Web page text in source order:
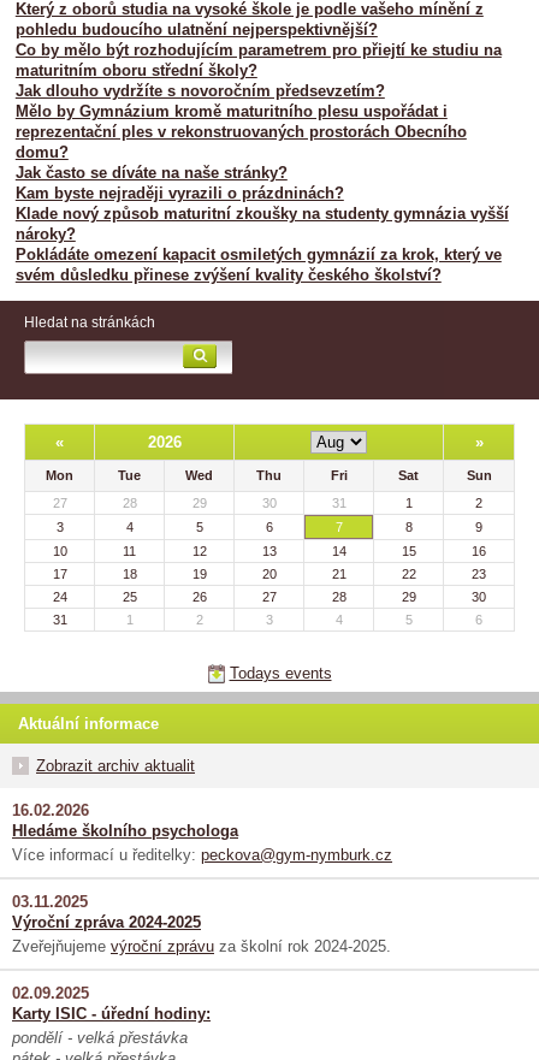
Který z oborů studia na vysoké škole je podle vašeho mínění z
pohledu budoucího ulatnění nejperspektivnější?
Co by mělo být rozhodujícím parametrem pro přiejtí ke studiu na
maturitním oboru střední školy?
Jak dlouho vydržíte s novoročním předsevzetím?
Mělo by Gymnázium kromě maturitního plesu uspořádat i
reprezentační ples v rekonstruovaných prostorách Obecního
domu?
Jak často se díváte na naše stránky?
Kam byste nejraději vyrazili o prázdninách?
Klade nový způsob maturitní zkoušky na studenty gymnázia vyšší
nároky?
Pokládáte omezení kapacit osmiletých gymnázií za krok, který ve
svém důsledku přinese zvýšení kvality českého školství?
Hledat na stránkách
« 2026 »
Mon Tue Wed Thu Fri Sat
Sun
27
28 29 30 31 1
2
3
4 5 6 7 8
9
10
11 12 13 14 15
16
17
18 19 20 21 22
23
24
25 26 27 28 29
30
31
1 2 3 4 5 6
Todays events
Aktuální informace
Zobrazit archiv aktualit
16.02.2026
Hledáme školního psychologa
Více informací u ředitelky: peckova@gym-nymburk.cz
03.11.2025
Výroční zpráva 2024-2025
Zveřejňujeme výroční zprávu za školní rok 2024-2025.
02.09.2025
Karty ISIC - úřední hodiny:
pondělí - velká přestávka